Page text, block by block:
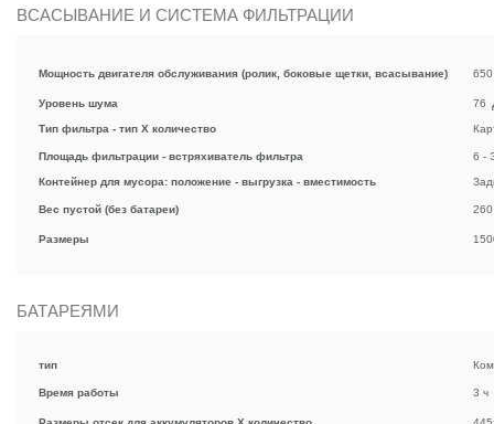
ВСАСЫВАНИЕ И СИСТЕМА ФИЛЬТРАЦИИ
Мощность двигателя обслуживания (ролик, боковые щетки, всасывание) 650
Уровень шума 76
Тип фильтра - тип X количество
Площадь фильтрации - встряхиватель фильтра 6 -
Контейнер для мусора: положение - выгрузка - вместимость
Вес пустой (без батареи) 260
Размеры
БАТАРЕЯМИ
тип
Время работы 3 ч